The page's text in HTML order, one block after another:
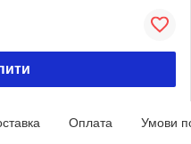
Оплата Умови